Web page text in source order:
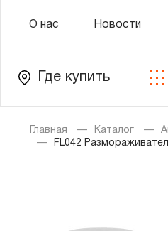
О нас Новости
Где купить
Каталог
Золотая лихорадка
Главная Каталог
FL042